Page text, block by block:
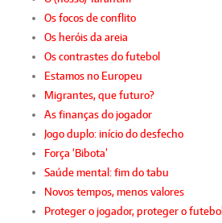
Os focos de conflito
Os heróis da areia
Os contrastes do futebol
Estamos no Europeu
Migrantes, que futuro?
As finanças do jogador
Jogo duplo: início do desfecho
Força ‘Bibota’
Saúde mental: fim do tabu
Novos tempos, menos valores
Proteger o jogador, proteger o futebol